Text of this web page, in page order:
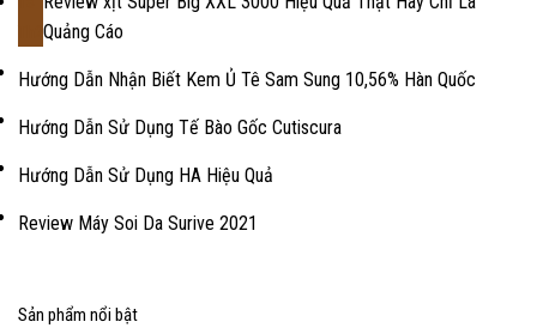
Quảng Cáo
Hướng Dẫn Nhận Biết Kem Ủ Tê Sam Sung 10,56% Hàn Quốc
Hướng Dẫn Sử Dụng Tế Bào Gốc Cutiscura
Hướng Dẫn Sử Dụng HA Hiệu Quả
Review Máy Soi Da Surive 2021
Sản phẩm nổi bật